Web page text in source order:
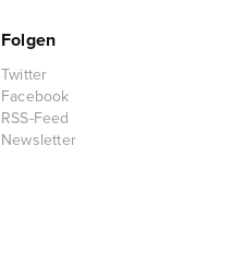
Folgen
Twitter
Facebook
RSS-Feed
Newsletter